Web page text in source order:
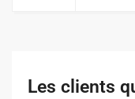
Les clients